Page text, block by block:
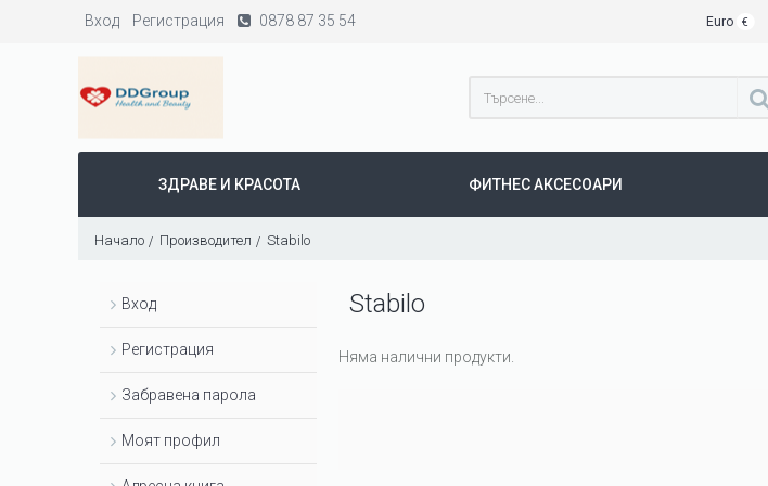
Вход Регистрация 0878 87 35 54 Euro €
ЗДРАВЕ И КРАСОТА ФИТНЕС АКСЕСОАРИ
Начало Производител Stabilo
Вход
Регистрация
Забравена парола
Моят профил
Stabilo
Няма налични продукти.